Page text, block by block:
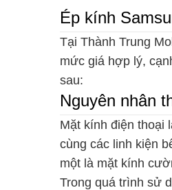
Ép kính
Tại Thành Trung
mức giá hợp lý,
sau:
Nguyên nhân
Mặt kính điện thoại
cùng các linh kiện
một là mặt kính
Trong quá trình sử